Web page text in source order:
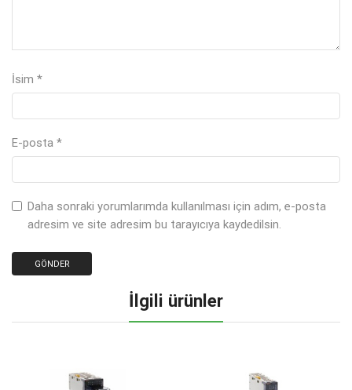
İsim *
E-posta *
Daha sonraki yorumlarımda kullanılması için adım, e-posta
adresim ve site adresim bu tarayıcıya kaydedilsin.
İlgili ürünler